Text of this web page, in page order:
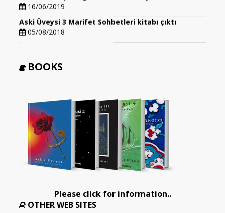
16/06/2019
Aski Üveysi 3 Marifet Sohbetleri kitabı çıktı
05/08/2018
BOOKS
Please click for information..
OTHER WEB SITES